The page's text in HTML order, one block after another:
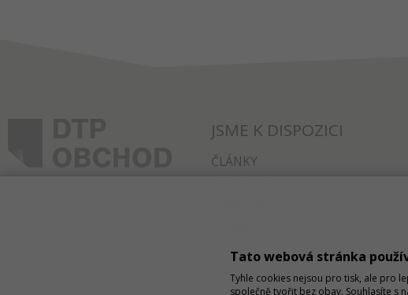
JSME K DISPOZICI
ČLÁNKY
Tato webová stránka
Tyhle cookies nejsou pro tisk, ale pro
společně tvořit bez obav. Souhlasíte s